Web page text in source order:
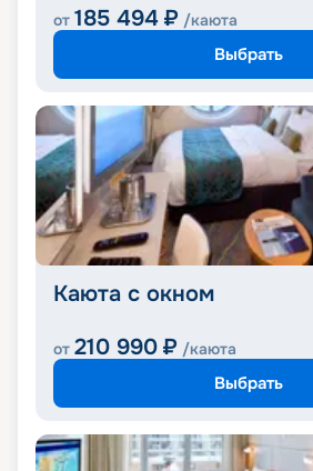
от 185 494 ₽ /каюта
Выбрать
Каюта с окном
от 210 990 ₽ /каюта
Выбрать